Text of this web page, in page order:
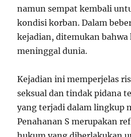
namun sempat kembali
kondisi korban. Dalam
kejadian, ditemukan bahwa
meninggal dunia.
Kejadian ini memperjelas
seksual dan tindak pidana
yang terjadi dalam lingkup
Penahanan S merupakan